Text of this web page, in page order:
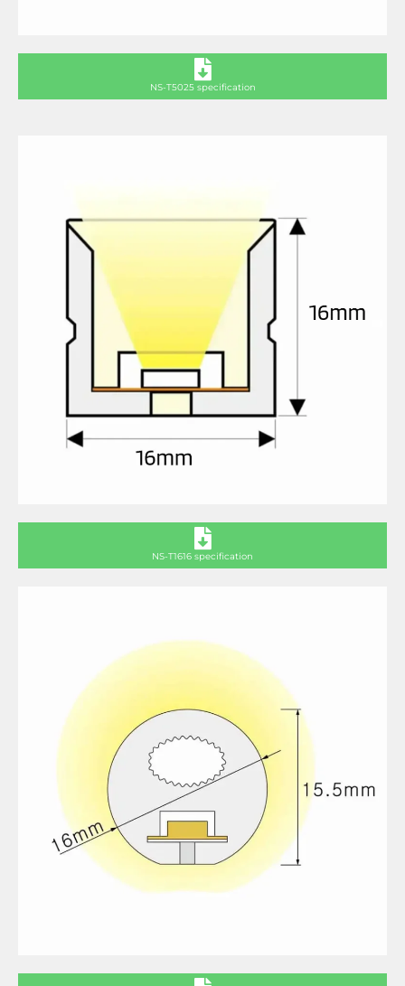
NS-T5025 specification
NS-T1616 specification